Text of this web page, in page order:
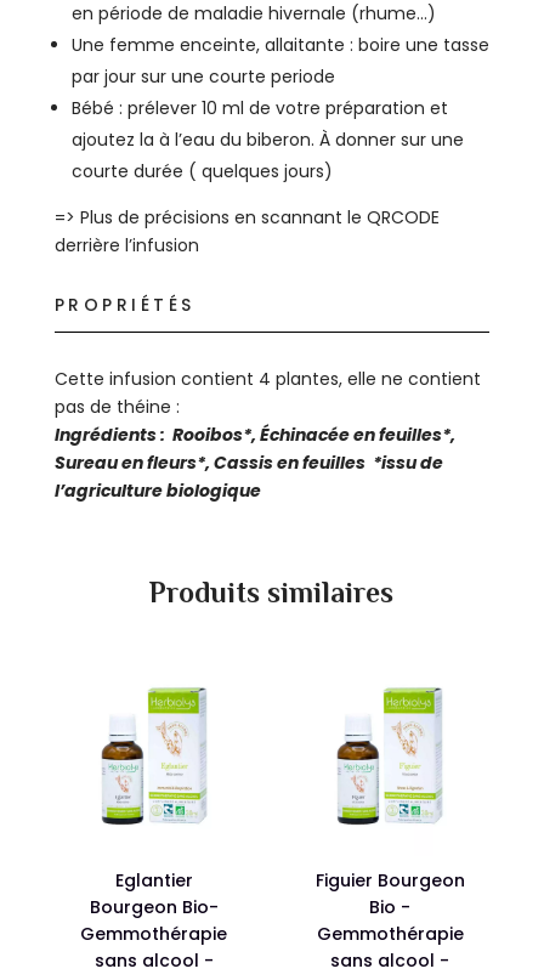
en période de maladie hivernale (rhume…)
Une femme enceinte, allaitante : boire une tasse
par jour sur une courte periode
Bébé : prélever 10 ml de votre préparation et
ajoutez la à l’eau du biberon. À donner sur une
courte durée ( quelques jours)
=> Plus de précisions en scannant le QRCODE
derrière l’infusion
PROPRIÉTÉS
Cette infusion contient 4 plantes, elle ne contient
pas de théine :
Ingrédients: Rooibos*, Échinacée en feuilles*,
Sureau en fleurs*, Cassis en feuilles *issu de
l’agriculture biologique
Produits similaires
Eglantier
Bourgeon Bio-
Gemmothérapie
sans alcool -
Figuier Bourgeon
Bio -
Gemmothérapie
sans alcool -